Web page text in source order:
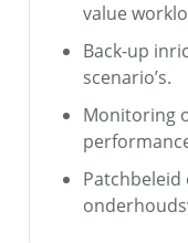
value
Back-up
scenario’s.
Monitoring